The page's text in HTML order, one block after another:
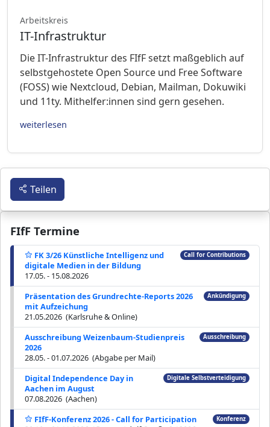
Arbeitskreis
IT-Infrastruktur
Die IT-Infrastruktur des FIfF setzt maßgeblich auf
selbstgehostete Open Source und Free Software
(FOSS) wie Nextcloud, Debian, Mailman, Dokuwiki
und 11ty. Mithelfer:innen sind gern gesehen.
weiterlesen
FIfF Termine
FK 3/26 Künstliche Intelligenz und
digitale Medien in der Bildung
17.05. - 15.08.2026
Call for Contributions
Präsentation des Grundrechte-Reports 2026
mit Aufzeichung
21.05.2026 (Karlsruhe & Online)
Ankündigung
Ausschreibung Weizenbaum-Studienpreis
2026
28.05. - 01.07.2026 (Abgabe per Mail)
Ausschreibung
Digital Independence Day in
Aachen im August
07.08.2026 (Aachen)
Digitale Selbstverteidigung
FIfF-Konferenz 2026 - Call for Participation
Konferenz
Teilen